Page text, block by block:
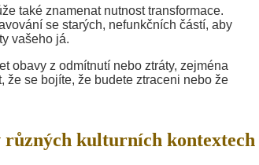
také znamenat nutnost transformace.
se starých, nefunkčních částí, aby
vašeho já.
obavy z odmítnutí nebo ztráty, zejména
že se bojíte, že budete ztraceni nebo že
různých kulturních kontextech